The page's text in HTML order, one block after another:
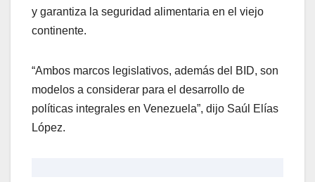
y garantiza la seguridad alimentaria en el viejo
continente.
“Ambos marcos legislativos, además del BID, son
modelos a considerar para el desarrollo de
políticas integrales en Venezuela”, dijo Saúl Elías
López.